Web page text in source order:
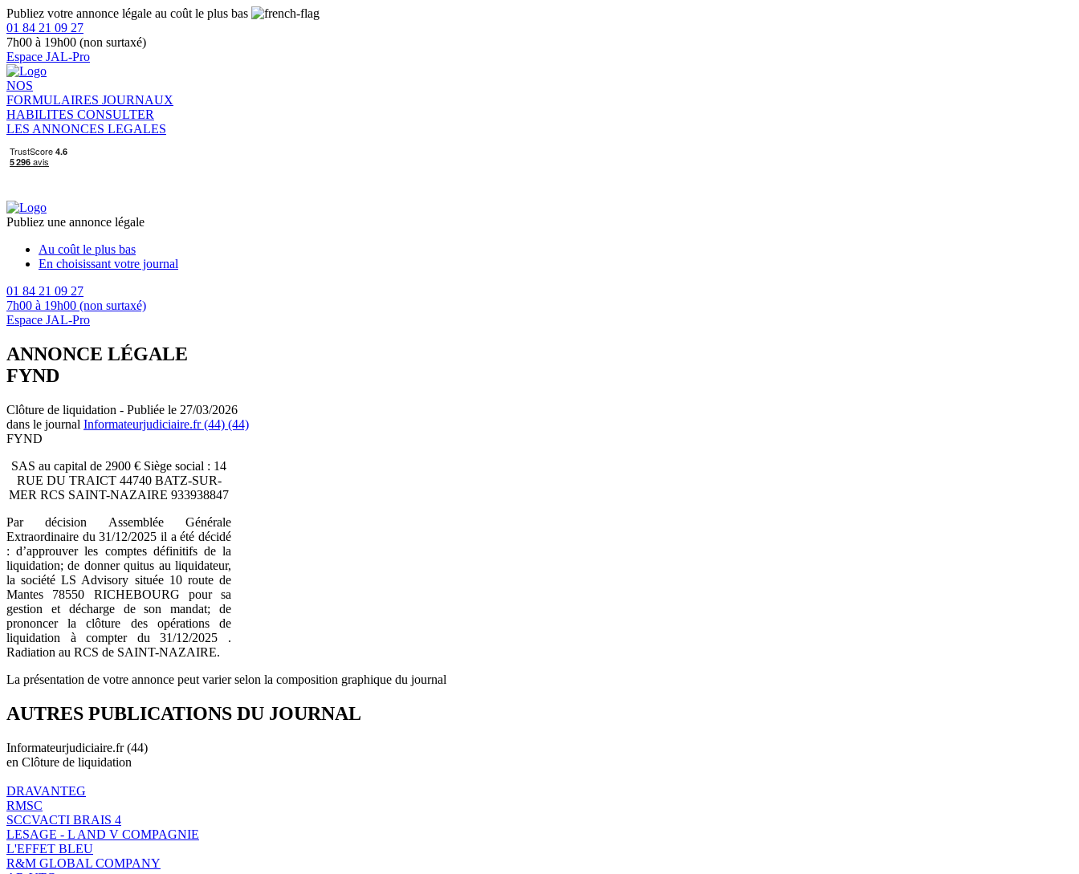
Publiez votre annonce légale au coût le plus bas
01 84 21 09 27
7h00 à 19h00 (non surtaxé)
Espace JAL-Pro
NOS
FORMULAIRES JOURNAUX
HABILITES CONSULTER
LES ANNONCES LEGALES
Publiez une annonce légale
Au coût le plus bas
En choisissant votre journal
01 84 21 09 27
7h00 à 19h00 (non surtaxé)
Espace JAL-Pro
ANNONCE LÉGALE
FYND
Clôture de liquidation - Publiée le 27/03/2026
dans le journal Informateurjudiciaire.fr (44) (44)
FYND
SAS au capital de 2900 € Siège social : 14
RUE DU TRAICT 44740 BATZ-SUR-
MER RCS SAINT-NAZAIRE 933938847
Par décision Assemblée Générale
Extraordinaire du 31/12/2025 il a été décidé
: d’approuver les comptes définitifs de la
liquidation; de donner quitus au liquidateur,
la société LS Advisory située 10 route de
Mantes 78550 RICHEBOURG pour sa
gestion et décharge de son mandat; de
prononcer la clôture des opérations de
liquidation à compter du 31/12/2025 .
Radiation au RCS de SAINT-NAZAIRE.
La présentation de votre annonce peut varier selon la composition graphique du journal
AUTRES PUBLICATIONS DU JOURNAL
Informateurjudiciaire.fr (44)
en Clôture de liquidation
DRAVANTEG
RMSC
SCCVACTI BRAIS 4
LESAGE - L AND V COMPAGNIE
L'EFFET BLEU
R&M GLOBAL COMPANY